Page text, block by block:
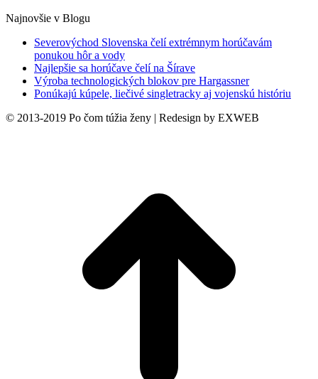
Najnovšie v Blogu
Severovýchod Slovenska čelí extrémnym horúčavám
ponukou hôr a vody
Najlepšie sa horúčave čelí na Šírave
Výroba technologických blokov pre Hargassner
Ponúkajú kúpele, liečivé singletracky aj vojenskú históriu
© 2013-2019 Po čom túžia ženy | Redesign by EXWEB